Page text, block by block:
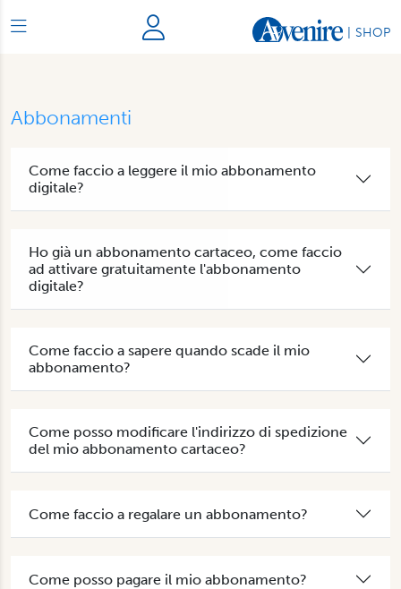
SHOP
Abbonamenti
Come faccio a leggere il mio abbonamento
digitale?
Ho già un abbonamento cartaceo, come faccio
ad attivare gratuitamente l'abbonamento
digitale?
Come faccio a sapere quando scade il mio
abbonamento?
Come posso modificare l'indirizzo di spedizione
del mio abbonamento cartaceo?
Come faccio a regalare un abbonamento?
Come posso pagare il mio abbonamento?